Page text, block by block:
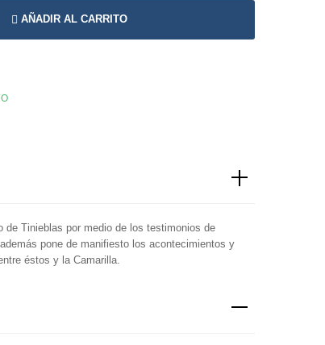
AÑADIR AL CARRITO
Tinieblas por medio de los testimonios de
pone de manifiesto los acontecimientos y
éstos y la Camarilla.